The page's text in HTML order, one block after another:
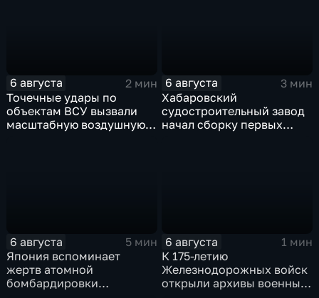
6 августа
2 мин
Точечные удары по
объектам ВСУ вызвали
масштабную воздушную
6 августа
3 мин
Хабаровский
судостроительный завод
начал сборку первых
6 августа
5 мин
Япония вспоминает
жертв атомной
бомбардировки
6 августа
1 мин
К 175-летию
Железнодорожных войск
открыли архивы военных